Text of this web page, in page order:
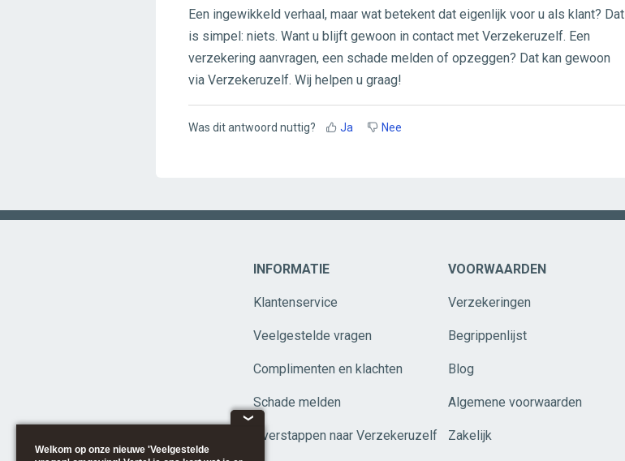
Een ingewikkeld verhaal, maar wat betekent dat eigenlijk voor u als klant? Dat
is simpel: niets. Want u blijft gewoon in contact met Verzekeruzelf. Een
verzekering aanvragen, een schade melden of opzeggen? Dat kan gewoon
via Verzekeruzelf. Wij helpen u graag!
Was dit antwoord nuttig? Ja Nee
INFORMATIE
Klantenservice
Veelgestelde vragen
Complimenten en klachten
Schade melden
Overstappen naar Verzekeruzelf
VOORWAARDEN
Verzekeringen
Begrippenlijst
Blog
Algemene voorwaarden
Zakelijk
❮
Welkom op onze nieuwe 'Veelgestelde